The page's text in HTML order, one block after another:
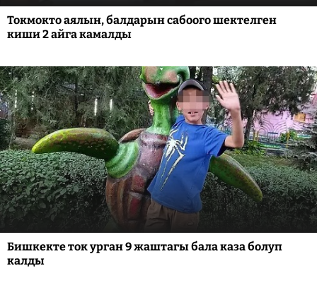
Токмокто аялын, балдарын сабоого шектелген
киши 2 айга камалды
Бишкекте ток урган 9 жаштагы бала каза болуп
калды